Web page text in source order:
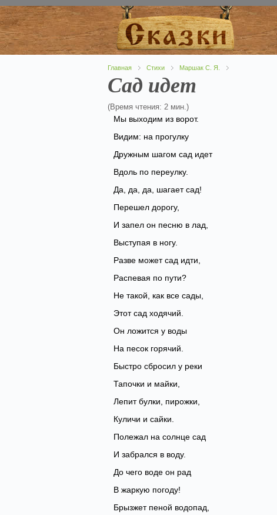
Главная Стихи Маршак С. Я.
Сад идет
(Время чтения: 2 мин.)
Мы выходим из ворот.
Видим: на прогулку
Дружным шагом сад идет
Вдоль по переулку.
Да, да, да, шагает сад!
Перешел дорогу,
И запел он песню в лад,
Выступая в ногу.
Разве может сад идти,
Распевая по пути?
Не такой, как все сады,
Этот сад ходячий.
Он ложится у воды
На песок горячий.
Быстро сбросил у реки
Тапочки и майки,
Лепит булки, пирожки,
Куличи и сайки.
Полежал на солнце сад
И забрался в воду.
До чего воде он рад
В жаркую погоду!
Брызжет пеной водопад,